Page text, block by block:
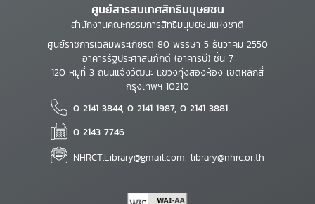
ศูนย์สารสนเทศสิทธิมนุษยชน
สำนักงานคณะกรรมการสิทธิมนุษยชนแห่งชาติ
ศูนย์ราชการเฉลิมพระเกียรติ 80 พรรษา 5 ธันวาคม 2550
อาคารรัฐประศาสนภักดี (อาคารบี) ชั้น 7
120 หมู่ที่ 3 ถนนแจ้งวัฒนะ แขวงทุ่งสองห้อง เขตหลักสี่
กรุงเทพฯ 10210
0 2141 3844, 0 2141 1987, 0 2141 3881
0 2143 7746
NHRCT.Library@gmail.com; library@nhrc.or.th